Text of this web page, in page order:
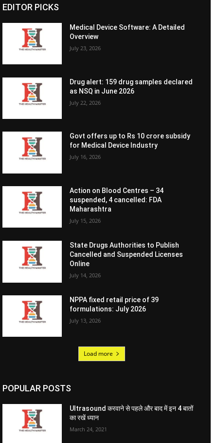
EDITOR PICKS
Medical Device Software: A Detailed
Overview
July 23, 2026
Drug alert: 159 drug samples declared
as NSQ in June 2026
July 22, 2026
Govt offers up to Rs 10 crore subsidy
for Medical Device Industry
July 16, 2026
Action on Blood Centres – 34
suspended, 4 cancelled: FDA
Maharashtra
July 15, 2026
State Drugs Authorities to Publish
Cancelled and Suspended Licenses
Online
July 14, 2026
NPPA fixed retail price of 39
formulations: July 2026
July 13, 2026
Load more
POPULAR POSTS
Ultrasound करवाने से पहले और बाद में इन 4 बातों
का रखें ध्यान
March 24, 2021